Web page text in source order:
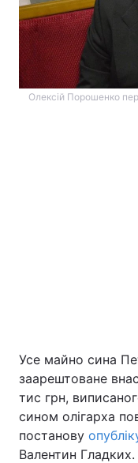
Головна
Україна
Олексій Порошенко
Усе майно сина
заарештоване
тис грн,
сином олігарха
постанову
Валентин Гладких.